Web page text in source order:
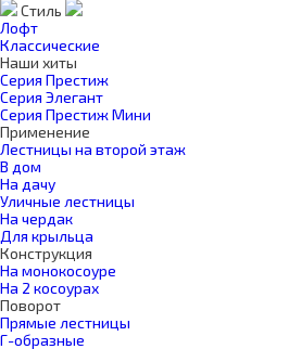
Стиль
Лофт
Классические
Наши хиты
Серия Престиж
Серия Элегант
Серия Престиж Мини
Применение
Лестницы на второй этаж
В дом
На дачу
Уличные лестницы
На чердак
Для крыльца
Конструкция
На монокосоуре
На 2 косоурах
Поворот
Прямые лестницы
Г-образные